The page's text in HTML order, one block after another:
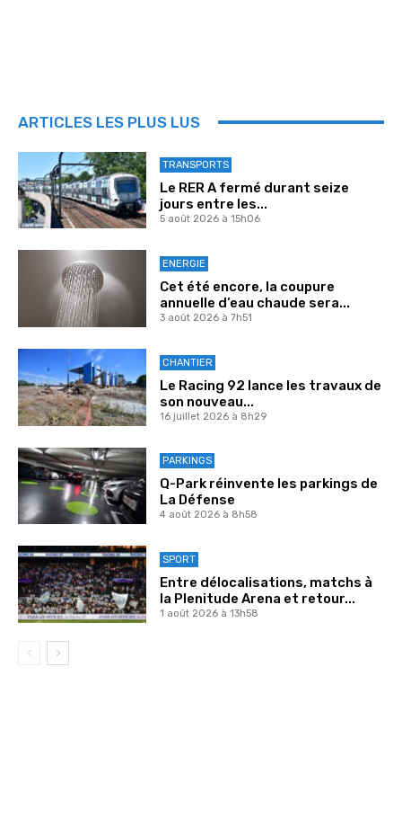
ARTICLES LES PLUS LUS
TRANSPORTS
Le RER A fermé durant seize
jours entre les...
5 août 2026 à 15h06
ENERGIE
Cet été encore, la coupure
annuelle d’eau chaude sera...
3 août 2026 à 7h51
CHANTIER
Le Racing 92 lance les travaux de
son nouveau...
16 juillet 2026 à 8h29
PARKINGS
Q-Park réinvente les parkings de
La Défense
4 août 2026 à 8h58
SPORT
Entre délocalisations, matchs à
la Plenitude Arena et retour...
1 août 2026 à 13h58